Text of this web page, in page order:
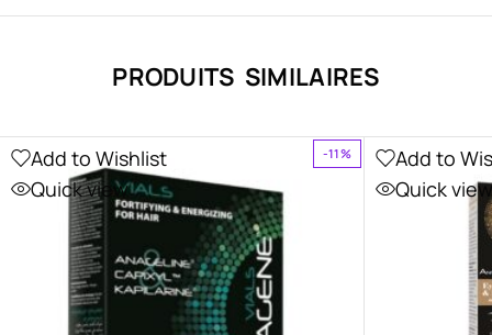
PRODUITS SIMILAIRES
-11%
Add to Wishlist
Quick view
Add to
Quick view